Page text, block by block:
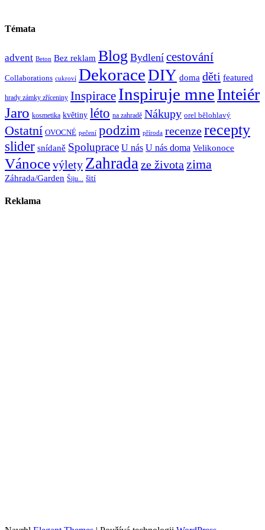
Témata
advent Beton Bez reklam Blog Bydlení cestování
Collaborations cukroví DekoraceDIY doma děti featured
hrady zámky zříceniny Inspirace Inspiruje mneInteiér
Jaro kosmetika květiny léto na zahradě Nákupy orel bělohlavý
Ostatní OVOCNÉ pečení podzim příroda recenzerecepty
slider snídaně Spoluprace U nás U nás doma Velikonoce
Vánocevýlety Zahrada ze života zima
Záhrada/Garden Šiju... šití
Reklama